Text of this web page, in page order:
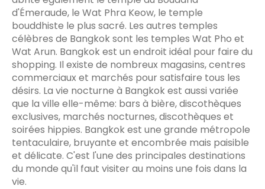
d'Émeraude, le Wat Phra Keow, le temple
bouddhiste le plus sacré. Les autres temples
célèbres de Bangkok sont les temples Wat Pho et
Wat Arun. Bangkok est un endroit idéal pour faire du
shopping. Il existe de nombreux magasins, centres
commerciaux et marchés pour satisfaire tous les
désirs. La vie nocturne à Bangkok est aussi variée
que la ville elle-même: bars à bière, discothèques
exclusives, marchés nocturnes, discothèques et
soirées hippies. Bangkok est une grande métropole
tentaculaire, bruyante et encombrée mais paisible
et délicate. C'est l'une des principales destinations
du monde qu'il faut visiter au moins une fois dans la
vie.